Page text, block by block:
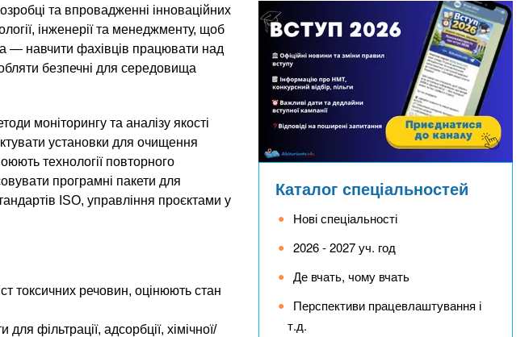
та впровадженні інноваційних
інженерії та менеджменту, щоб
— навчити фахівців працювати над
безпечні для середовища
моніторингу та аналізу якості
установки для очищення
технології повторного
програмні пакети для
ISO, управління проєктами у
токсичних речовин, оцінюють стан
фільтрації, адсорбції, хімічної/
Каталог спеціальностей
Нові спеціальності
2026 - 2027 уч. год
Де вчать, чому вчать
Перспективи працевлаштування і
т.д.